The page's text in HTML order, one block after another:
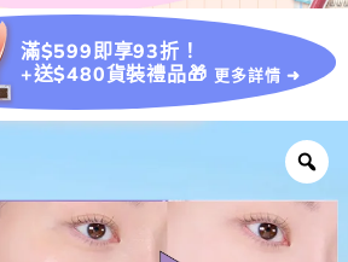
滿$599即享93折！
+送$480貨裝禮品🎁 更多詳情 ➜